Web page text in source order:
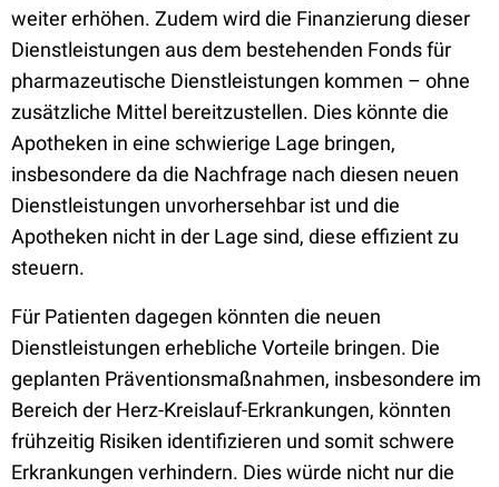
weiter erhöhen. Zudem wird die Finanzierung dieser
Dienstleistungen aus dem bestehenden Fonds für
pharmazeutische Dienstleistungen kommen – ohne
zusätzliche Mittel bereitzustellen. Dies könnte die
Apotheken in eine schwierige Lage bringen,
insbesondere da die Nachfrage nach diesen neuen
Dienstleistungen unvorhersehbar ist und die
Apotheken nicht in der Lage sind, diese effizient zu
steuern.
Für Patienten dagegen könnten die neuen
Dienstleistungen erhebliche Vorteile bringen. Die
geplanten Präventionsmaßnahmen, insbesondere im
Bereich der Herz-Kreislauf-Erkrankungen, könnten
frühzeitig Risiken identifizieren und somit schwere
Erkrankungen verhindern. Dies würde nicht nur die